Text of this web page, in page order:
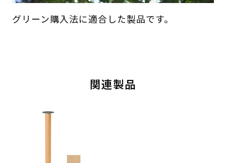
グリーン購入法に適合した製品です。
関連製品